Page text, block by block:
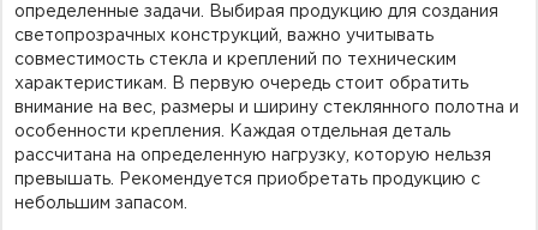
определенные задачи. Выбирая продукцию для создания
светопрозрачных конструкций, важно учитывать
совместимость стекла и креплений по техническим
характеристикам. В первую очередь стоит обратить
внимание на вес, размеры и ширину стеклянного полотна и
особенности крепления. Каждая отдельная деталь
рассчитана на определенную нагрузку, которую нельзя
превышать. Рекомендуется приобретать продукцию с
небольшим запасом.